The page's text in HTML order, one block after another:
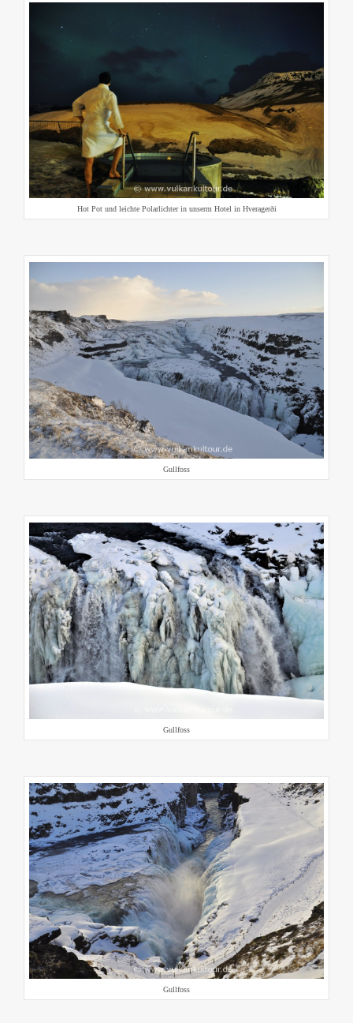
Hot Pot und leichte Polarlichter in unserm Hotel in Hveragerði
Gullfoss
Gullfoss
Gullfoss